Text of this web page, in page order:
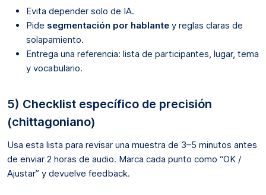
Evita depender solo de IA.
Pide segmentación por hablante y reglas claras de
solapamiento.
Entrega una referencia: lista de participantes, lugar, tema
y vocabulario.
5) Checklist específico de precisión
(chittagoniano)
Usa esta lista para revisar una muestra de 3–5 minutos antes
de enviar 2 horas de audio. Marca cada punto como “OK /
Ajustar” y devuelve feedback.